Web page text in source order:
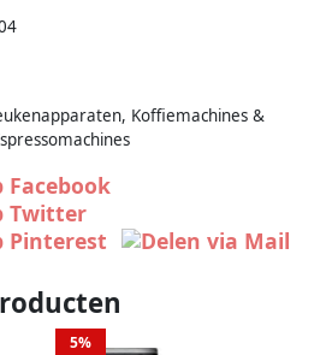
Koffiemachines &
5%